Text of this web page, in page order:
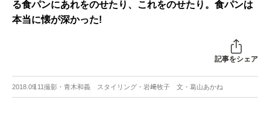
る食パンにあれをのせたり、これをのせたり。食パンは
本当に懐が深かった!
記事をシェア
2018.09.11撮影・青木和義 スタイリング・岩﨑牧子 文・葛山あかね